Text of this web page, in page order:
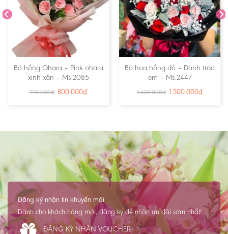
Bó hồng Ohara – Pink ohara
xinh xắn – Ms:2085
976.000₫ 800.000₫
Bó hoa hồng đỏ – Dành trao
em – Ms:2447
1.620.000₫ 1.500.000₫
Đăng ký nhận tin khuyến mãi
Dành cho khách hàng mới, đăng ký để nhận ưu đãi sớm nhất!
ĐĂNG KÝ NHẬN VOUCHER